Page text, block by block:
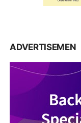
ADVERTISEMEN